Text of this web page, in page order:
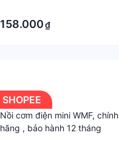
158.000₫
SHOPEE
Nồi cơm điện mini WMF, chính
hãng , bảo hành 12 tháng